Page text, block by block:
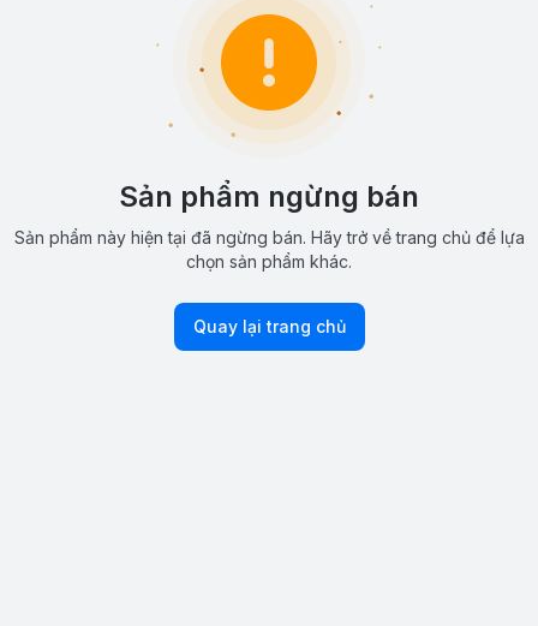
Sản phẩm ngừng bán
Sản phẩm này hiện tại đã ngừng bán. Hãy trở về trang chủ để lựa
chọn sản phẩm khác.
Quay lại trang chủ